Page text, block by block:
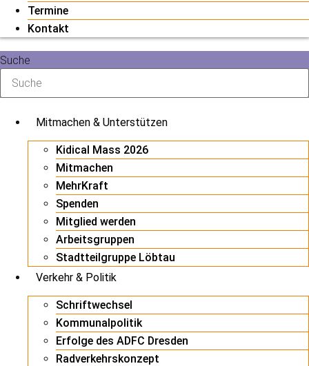
Termine
Kontakt
Suche
Mitmachen & Unterstützen
Kidical Mass 2026
Mitmachen
MehrKraft
Spenden
Mitglied werden
Arbeitsgruppen
Stadtteilgruppe Löbtau
Verkehr & Politik
Schriftwechsel
Kommunalpolitik
Erfolge des ADFC Dresden
Radverkehrskonzept